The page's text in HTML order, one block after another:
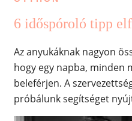
6 időspóroló tipp
Az anyukáknak nagyon
hogy egy napba, minden
beleférjen. A
próbálunk segítséget